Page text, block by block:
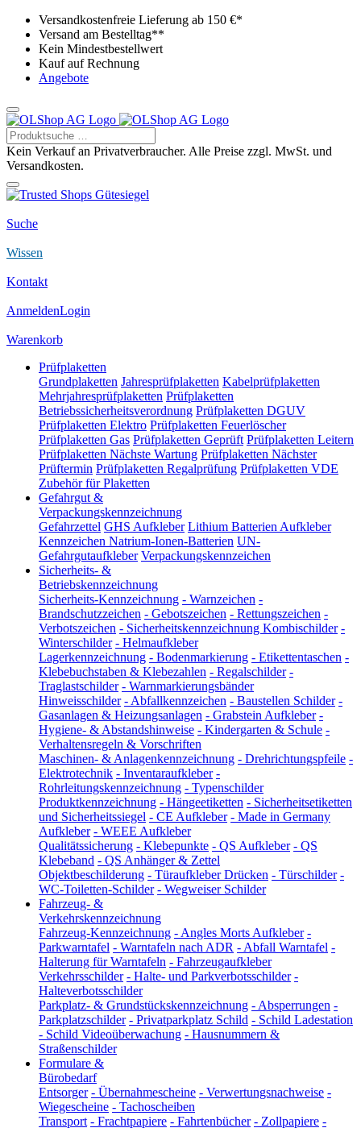
Versandkostenfreie Lieferung ab 150 €*
Versand am Bestelltag**
Kein Mindestbestellwert
Kauf auf Rechnung
Angebote
Kein Verkauf an Privatverbraucher. Alle Preise zzgl. MwSt. und
Versandkosten.
Suche
Wissen
Kontakt
AnmeldenLogin
Warenkorb
Prüfplaketten
Grundplaketten Jahresprüfplaketten Kabelprüfplaketten
Mehrjahresprüfplaketten Prüfplaketten
Betriebssicherheitsverordnung Prüfplaketten DGUV
Prüfplaketten Elektro Prüfplaketten Feuerlöscher
Prüfplaketten Gas Prüfplaketten Geprüft Prüfplaketten Leitern
Prüfplaketten Nächste Wartung Prüfplaketten Nächster
Prüftermin Prüfplaketten Regalprüfung Prüfplaketten VDE
Zubehör für Plaketten
Gefahrgut &
Verpackungskennzeichnung
Gefahrzettel GHS Aufkleber Lithium Batterien Aufkleber
Kennzeichen Natrium-Ionen-Batterien UN-
Gefahrgutaufkleber Verpackungskennzeichen
Sicherheits- &
Betriebskennzeichnung
Sicherheits-Kennzeichnung - Warnzeichen -
Brandschutzzeichen - Gebotszeichen - Rettungszeichen -
Verbotszeichen - Sicherheitskennzeichnung Kombischilder -
Winterschilder - Helmaufkleber
Lagerkennzeichnung - Bodenmarkierung - Etikettentaschen -
Klebebuchstaben & Klebezahlen - Regalschilder -
Traglastschilder - Warnmarkierungsbänder
Hinweisschilder - Abfallkennzeichen - Baustellen Schilder -
Gasanlagen & Heizungsanlagen - Grabstein Aufkleber -
Hygiene- & Abstandshinweise - Kindergarten & Schule -
Verhaltensregeln & Vorschriften
Maschinen- & Anlagenkennzeichnung - Drehrichtungspfeile -
Elektrotechnik - Inventaraufkleber -
Rohrleitungskennzeichnung - Typenschilder
Produktkennzeichnung - Hängeetiketten - Sicherheitsetiketten
und Sicherheitssiegel - CE Aufkleber - Made in Germany
Aufkleber - WEEE Aufkleber
Qualitätssicherung - Klebepunkte - QS Aufkleber - QS
Klebeband - QS Anhänger & Zettel
Objektbeschilderung - Türaufkleber Drücken - Türschilder -
WC-Toiletten-Schilder - Wegweiser Schilder
Fahrzeug- &
Verkehrskennzeichnung
Fahrzeug-Kennzeichnung - Angles Morts Aufkleber -
Parkwarntafel - Warntafeln nach ADR - Abfall Warntafel -
Halterung für Warntafeln - Fahrzeugaufkleber
Verkehrsschilder - Halte- und Parkverbotsschilder -
Halteverbotsschilder
Parkplatz- & Grundstückskennzeichnung - Absperrungen -
Parkplatzschilder - Privatparkplatz Schild - Schild Ladestation
- Schild Videoüberwachung - Hausnummern &
Straßenschilder
Formulare &
Bürobedarf
Entsorger - Übernahmescheine - Verwertungsnachweise -
Wiegescheine - Tachoscheiben
Transport - Frachtpapiere - Fahrtenbücher - Zollpapiere -